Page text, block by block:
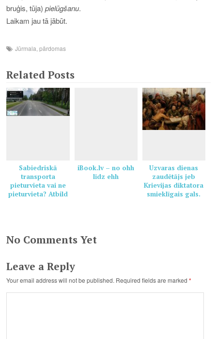
bruģis, tūja)pielūgšanu.
Laikam jau tā jābūt.
Jūrmala ,pārdomas
Related Posts
Sabiedriskā
transporta
pieturvieta vai ne
pieturvieta? Atbild
iBook.lv – no ohh
līdz ehh
Uzvaras dienas
zaudētājs jeb
Krievijas diktatora
smieklīgais gals.
No Comments Yet
Leave a Reply
Your email address will not be published. Required fields are marked*